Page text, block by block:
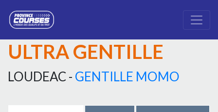
ULTRA GENTILLE
LOUDEAC - GENTILLE MOMO